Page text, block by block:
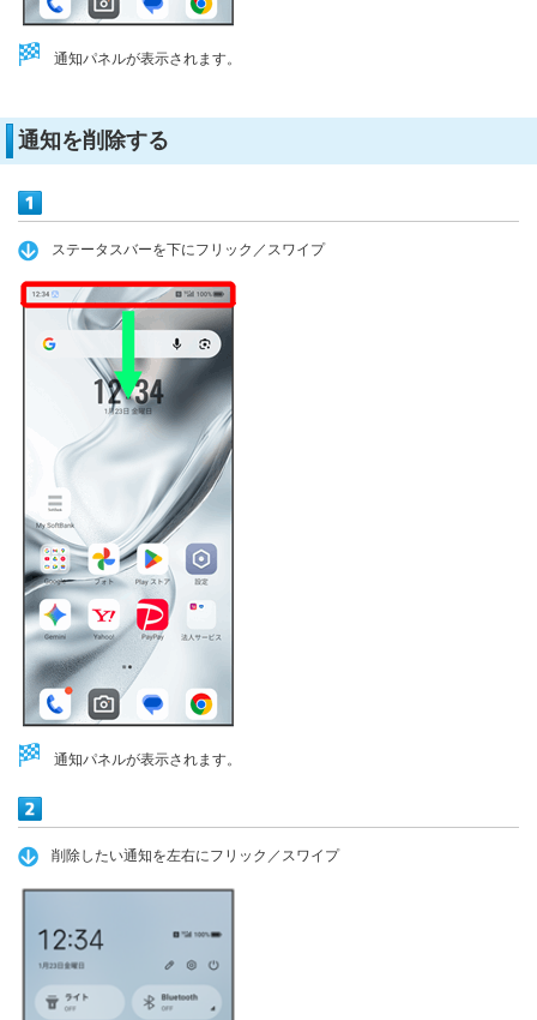
通知パネルが表示されます。
通知を削除する
ステータスバーを下にフリック／スワイプ
通知パネルが表示されます。
削除したい通知を左右にフリック／スワイプ